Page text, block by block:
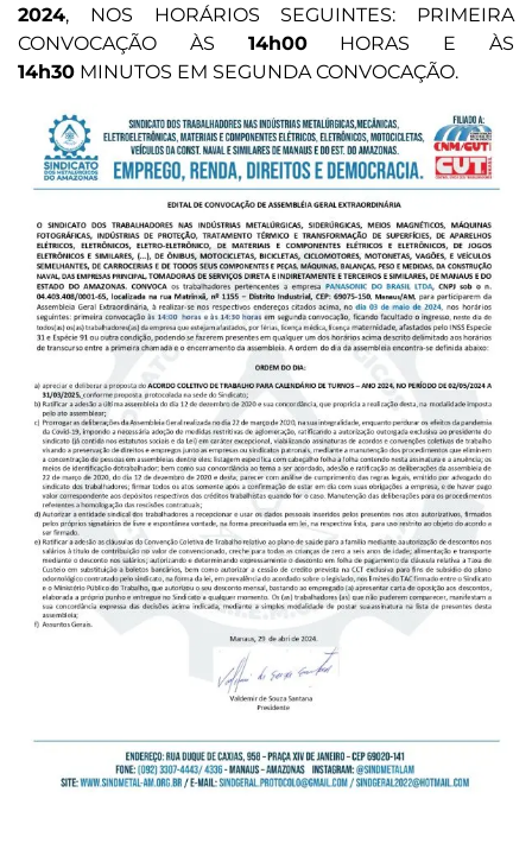
2024, NOS HORÁRIOS SEGUINTES: PRIMEIRA
CONVOCAÇÃO ÀS 14h00HORAS E ÀS
14h30 MINUTOS EM SEGUNDA CONVOCAÇÃO.